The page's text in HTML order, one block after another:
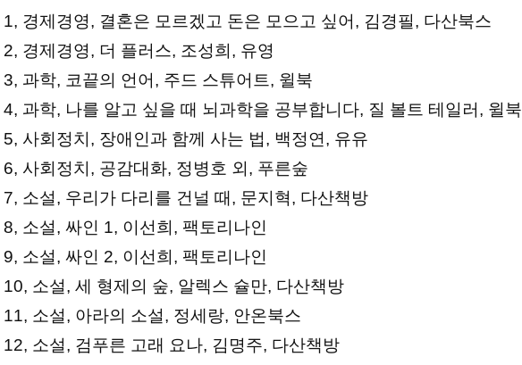
1, 경제경영, 결혼은 모르겠고 돈은 모으고 싶어, 김경필, 다산북스
2, 경제경영, 더 플러스, 조성희, 유영
3, 과학, 코끝의 언어, 주드 스튜어트, 윌북
4, 과학, 나를 알고 싶을 때 뇌과학을 공부합니다, 질 볼트 테일러, 윌북
5, 사회정치, 장애인과 함께 사는 법, 백정연, 유유
6, 사회정치, 공감대화, 정병호 외, 푸른숲
7, 소설, 우리가 다리를 건널 때, 문지혁, 다산책방
8, 소설, 싸인 1, 이선희, 팩토리나인
9, 소설, 싸인 2, 이선희, 팩토리나인
10, 소설, 세 형제의 숲, 알렉스 슐만, 다산책방
11, 소설, 아라의 소설, 정세랑, 안온북스
12, 소설, 검푸른 고래 요나, 김명주, 다산책방